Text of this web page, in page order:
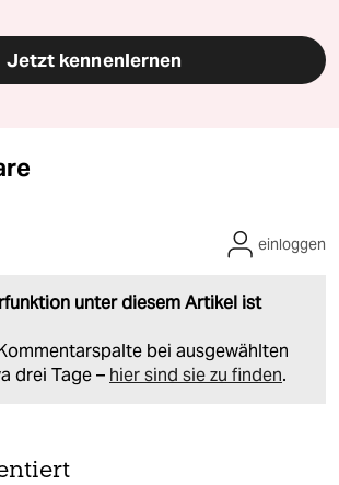
Jetzt kennenlernen
unter diesem Artikel ist
bei ausgewählten
drei Tage – hier sind sie zu finden.
einloggen